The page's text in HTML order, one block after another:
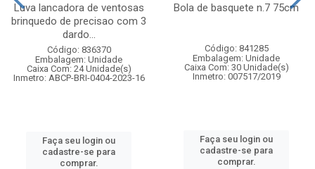
Luva lancadora de ventosas
brinquedo de precisao com 3
dardo...
Código: 836370
Embalagem: Unidade
Caixa Com: 24 Unidade(s)
Inmetro: ABCP-BRI-0404-2023-16
Faça seu login ou
cadastre-se para
comprar.
Bola de basquete n.7 75cm
Código: 841285
Embalagem: Unidade
Caixa Com: 30 Unidade(s)
Inmetro: 007517/2019
Faça seu login ou
cadastre-se para
comprar.